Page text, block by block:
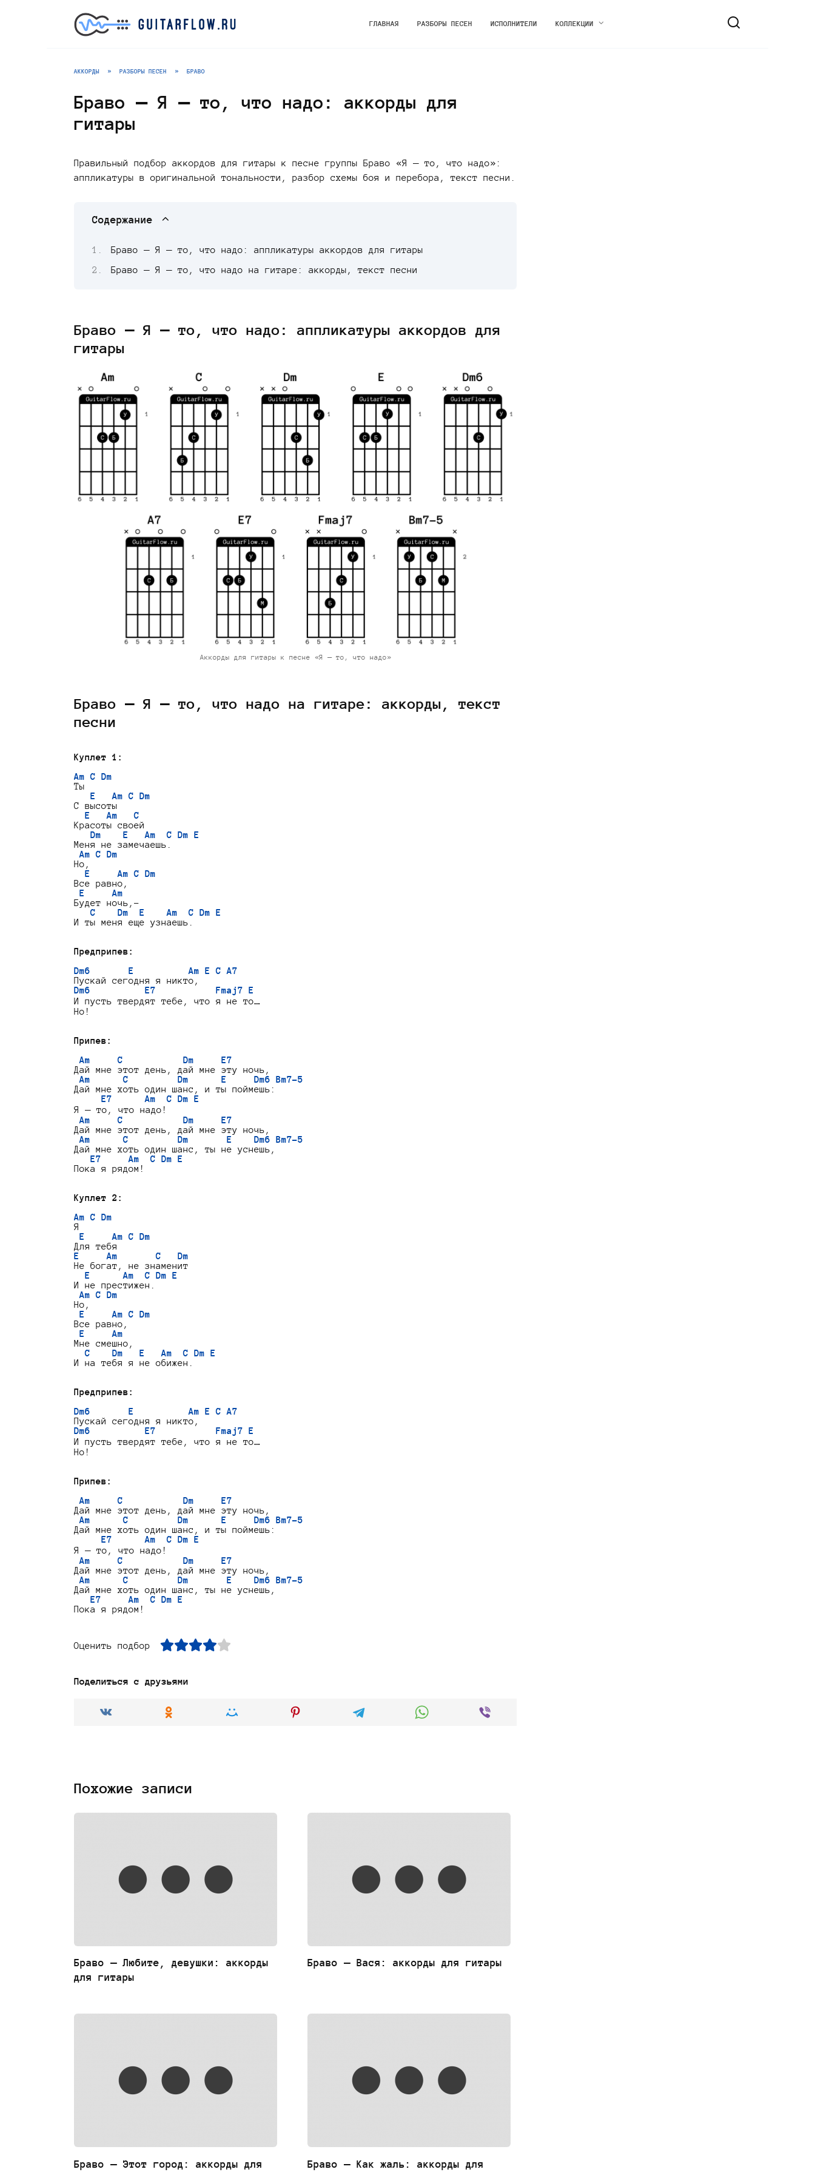
ГЛАВНАЯ РАЗБОРЫ ПЕСЕН ИСПОЛНИТЕЛИ КОЛЛЕКЦИИ
АККОРДЫ » РАЗБОРЫ ПЕСЕН » БРАВО
Браво — Я – то, что надо: аккорды для
гитары
Правильный подбор аккордов для гитары к песне группы Браво «Я – то, что надо»:
аппликатуры в оригинальной тональности, разбор схемы боя и перебора, текст песни.
Содержание
Браво — Я – то, что надо: аппликатуры аккордов для гитары
Браво — Я – то, что надо на гитаре: аккорды, текст песни
Браво — Я – то, что надо: аппликатуры аккордов для
гитары
Аккорды для гитары к песне «Я – то, что надо»
Браво — Я – то, что надо на гитаре: аккорды, текст
песни
Куплет 1:
Am C Dm
Ты
E   Am C Dm
С высоты
E   Am   C
Красоты своей
Dm    E   Am  C Dm E
Меня не замечаешь.
Am C Dm
Но,
E     Am C Dm
Все равно,
E     Am
Будет ночь,-
C    Dm  E    Am  C Dm E
И ты меня еще узнаешь.
Предприпев:
Dm6       E          Am E C A7
Dm6          E7           Fmaj7 E
И пусть твердят тебе, что я не то…
Но!
Припев:
Am     C           Dm     E7
Дай мне этот день, дай мне эту ночь,
Am      C         Dm      E     Dm6 Bm7-5
Дай мне хоть один шанс, и ты поймешь:
E7      Am  C Dm E
Я — то, что надо!
Am     C           Dm     E7
Дай мне этот день, дай мне эту ночь,
Am      C         Dm       E    Dm6 Bm7-5
Дай мне хоть один шанс, ты не уснешь,
E7     Am  C Dm E
Пока я рядом!
Куплет 2:
Am C Dm
Я
E     Am C Dm
E     Am       C   Dm
Не богат, не знаменит
E      Am  C Dm E
И не престижен.
Am C Dm
Но,
E     Am C Dm
Все равно,
E     Am
Мне смешно,
C    Dm   E   Am  C Dm E
И на тебя я не обижен.
Предприпев:
Dm6       E          Am E C A7
Dm6          E7           Fmaj7 E
И пусть твердят тебе, что я не то…
Но!
Припев:
Am     C           Dm     E7
Дай мне этот день, дай мне эту ночь,
Am      C         Dm      E     Dm6 Bm7-5
Дай мне хоть один шанс, и ты поймешь:
E7      Am  C Dm E
Я — то, что надо!
Am     C           Dm     E7
Дай мне этот день, дай мне эту ночь,
Am      C         Dm       E    Dm6 Bm7-5
Дай мне хоть один шанс, ты не уснешь,
E7     Am  C Dm E
Оценить подбор
Поделиться с друзьями
Похожие записи
Браво — Любите, девушки: аккорды
для гитары
Браво — Вася: аккорды для гитары
Браво — Этот город: аккорды для
Браво — Как жаль: аккорды для